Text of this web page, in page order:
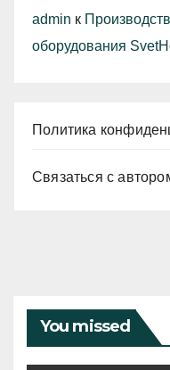
admin к
оборудования
Политика
Связаться с
You missed